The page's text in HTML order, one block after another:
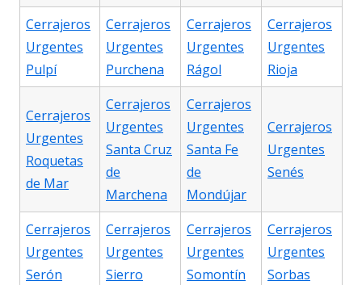
Cerrajeros
Urgentes
Pulpí
Cerrajeros
Urgentes
Purchena
Cerrajeros
Urgentes
Rágol
Cerrajeros
Urgentes
Rioja
Cerrajeros
Urgentes
Roquetas
de Mar
Cerrajeros
Urgentes
Santa Cruz
de
Marchena
Cerrajeros
Urgentes
Santa Fe
de
Mondújar
Cerrajeros
Urgentes
Senés
Cerrajeros
Urgentes
Serón
Cerrajeros
Urgentes
Sierro
Cerrajeros
Urgentes
Somontín
Cerrajeros
Urgentes
Sorbas